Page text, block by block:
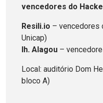
vencedores do
Resili.io – vencedores
Unicap)
Ih. Alagou –
Local: auditório Dom
bloco A)